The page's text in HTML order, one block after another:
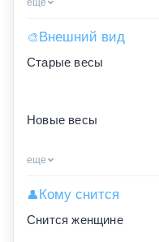
еще
🎨Внешний вид
Старые весы
Новые весы
еще
👤Кому снится
Снится женщине